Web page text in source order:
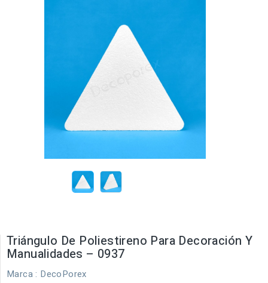
Triángulo De Poliestireno Para Decoración Y
Manualidades – 0937
Marca : DecoPorex